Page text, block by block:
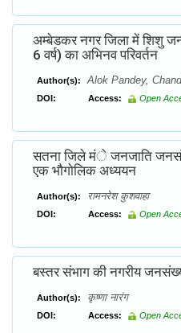
अम्बेडकर नगर जिला में शिशु
6 वर्ष) का अभिनव परिवर्तन
Author(s): Alok Pandey,
DOI: Access: Open
सतना जिले मंे जनजाति
एक भौगोलिक अध्ययन
Author(s): रामनरेश कुशवाहा
DOI: Access: Open
बस्तर संभाग की नगरीय
Author(s): कृष्णा नारंग
DOI: Access: Open